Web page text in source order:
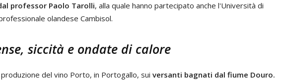
professor Paolo Tarolli, alla quale hanno partecipato anche l'Università di
olandese Cambisol.
siccità e ondate di calore
produzione del vino Porto, in Portogallo, sui versanti bagnati dal fiume Douro.